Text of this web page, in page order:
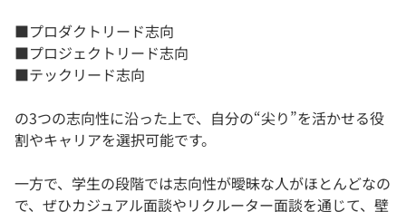
■プロダクトリード志向
■プロジェクトリード志向
■テックリード志向
の3つの志向性に沿った上で、自分の“尖り”を活かせる役
割やキャリアを選択可能です。
一方で、学生の段階では志向性が曖昧な人がほとんどなの
で、ぜひカジュアル面談やリクルーター面談を通じて、壁